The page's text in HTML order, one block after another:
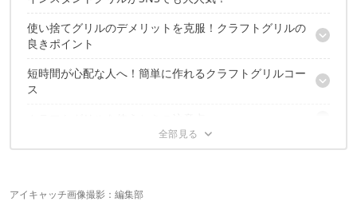
使い捨てグリルのデメリットを克服！クラフトグリルの
良きポイント
【克服ポイントその１】火力が弱い面を改善！
【克服ポイントその３】焼き時間の短さを面積で克服！
短時間が心配な人へ！簡単に作れるクラフトグリルコー
ス
インスタ映え間違いなし！ラムチョップのバジルソース添え
時期によっては燃焼時間が短めになるかも
クラフトグリルを使って楽しみながら料理を作ろう！
アイキャッチ画像撮影：編集部